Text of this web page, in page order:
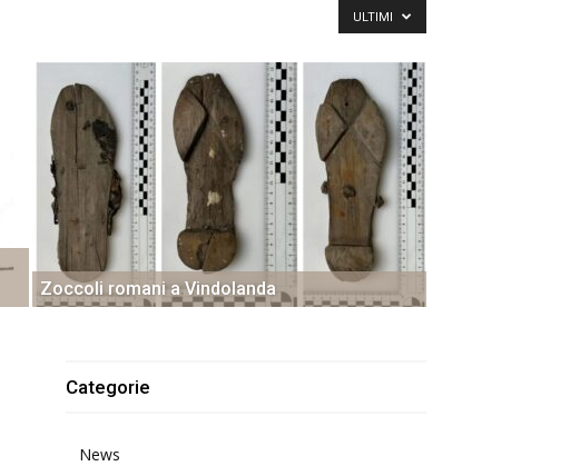
ULTIMI
Zoccoli romani a Vindolanda
Categorie
News